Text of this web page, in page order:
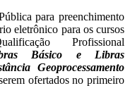
para preenchimento
eletrônico para os cursos
Profissional
Básico e Libras
Geoprocessamento
ofertados no primeiro